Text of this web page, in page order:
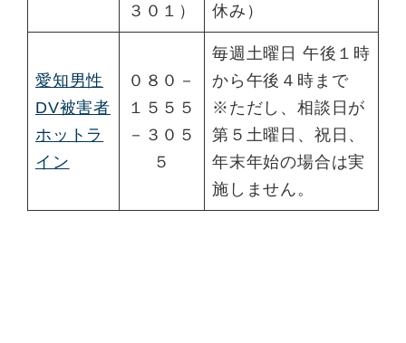
３０１）
休み）
愛知男性
DV被害者
ホットラ
イン
０８０－
１５５５
－３０５
５
毎週土曜日 午後１時
から午後４時まで
※ただし、相談日が
第５土曜日、祝日、
年末年始の場合は実
施しません。